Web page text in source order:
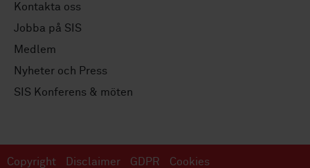
Kontakta oss
Jobba på SIS
Medlem
Nyheter och Press
SIS Konferens & möten
Copyright Disclaimer GDPR Cookies